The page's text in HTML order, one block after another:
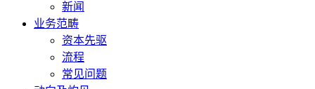
新闻
业务范畴
资本先驱
流程
常见问题